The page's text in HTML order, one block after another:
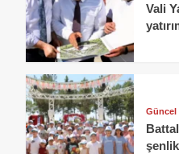
Vali
Güncel